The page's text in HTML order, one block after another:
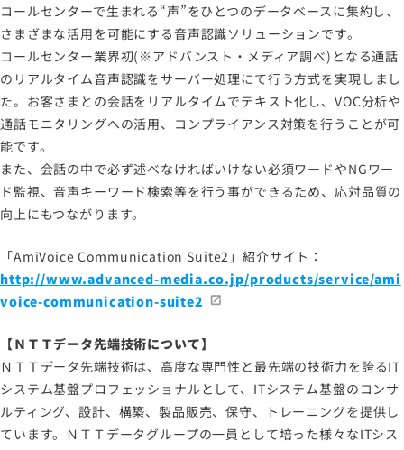
コールセンターで生まれる“声”をひとつのデータベースに集約し、
さまざまな活用を可能にする音声認識ソリューションです。
コールセンター業界初(※アドバンスト・メディア調べ)となる通話
のリアルタイム音声認識をサーバー処理にて行う方式を実現しまし
た。お客さまとの会話をリアルタイムでテキスト化し、VOC分析や
通話モニタリングへの活用、コンプライアンス対策を行うことが可
能です。
また、会話の中で必ず述べなければいけない必須ワードやNGワー
ド監視、音声キーワード検索等を行う事ができるため、応対品質の
向上にもつながります。
「AmiVoice Communication Suite2」紹介サイト：
http://www.advanced-media.co.jp/products/service/ami
voice-communication-suite2
【ＮＴＴデータ先端技術について】
ＮＴＴデータ先端技術は、高度な専門性と最先端の技術力を誇るIT
システム基盤プロフェッショナルとして、ITシステム基盤のコンサ
ルティング、設計、構築、製品販売、保守、トレーニングを提供し
ています。ＮＴＴデータグループの一員として培った様々なITシス